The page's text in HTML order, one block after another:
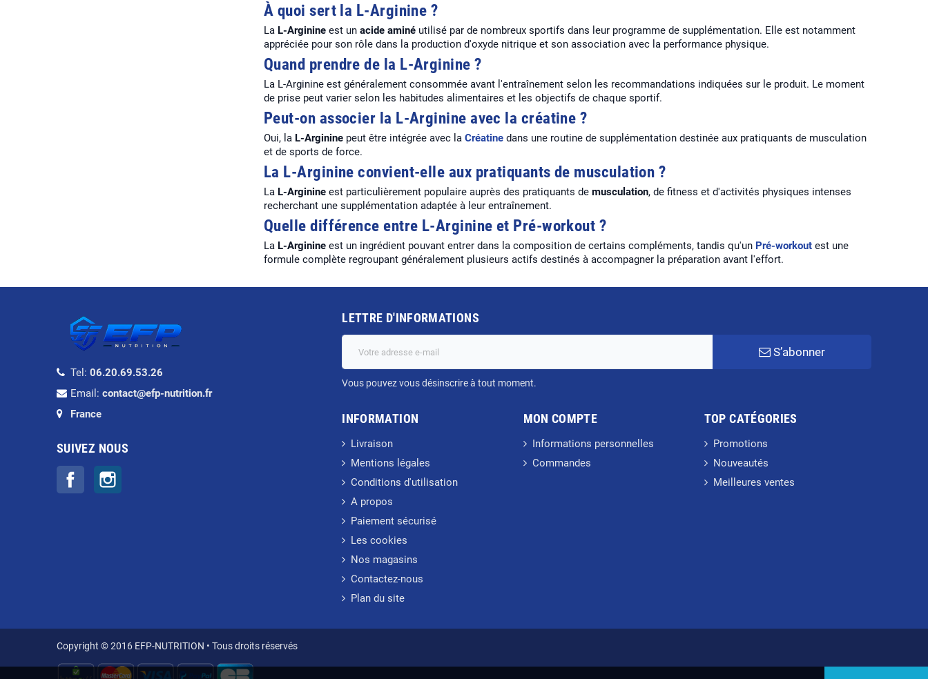
À quoi sert la L-Arginine ?
La L-Arginine est un acide aminé utilisé par de nombreux sportifs dans leur programme de supplémentation. Elle est notamment
appréciée pour son rôle dans la production d'oxyde nitrique et son association avec la performance physique.
Quand prendre de la L-Arginine ?
La L-Arginine est généralement consommée avant l'entraînement selon les recommandations indiquées sur le produit. Le moment
de prise peut varier selon les habitudes alimentaires et les objectifs de chaque sportif.
Peut-on associer la L-Arginine avec la créatine ?
Oui, la L-Arginine peut être intégrée avec la Créatine dans une routine de supplémentation destinée aux pratiquants de musculation
et de sports de force.
La L-Arginine convient-elle aux pratiquants de musculation ?
La L-Arginine est particulièrement populaire auprès des pratiquants de musculation, de fitness et d'activités physiques intenses
recherchant une supplémentation adaptée à leur entraînement.
Quelle différence entre L-Arginine et Pré-workout ?
La L-Arginine est un ingrédient pouvant entrer dans la composition de certains compléments, tandis qu'un Pré-workout est une
formule complète regroupant généralement plusieurs actifs destinés à accompagner la préparation avant l'effort.
Tel: 06.20.69.53.26
Email: contact@efp-nutrition.fr
France
SUIVEZ NOUS
Facebook
LETTRE D'INFORMATIONS
S’abonner
Vous pouvez vous désinscrire à tout moment.
INFORMATION
Livraison
Mentions légales
Conditions d'utilisation
A propos
Paiement sécurisé
Les cookies
Nos magasins
Contactez-nous
Plan du site
MON COMPTE
Informations personnelles
Commandes
TOP CATÉGORIES
Promotions
Nouveautés
Meilleures ventes
Copyright © 2016 EFP-NUTRITION • Tous droits réservés